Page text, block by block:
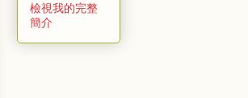
檢視我的完整
簡介